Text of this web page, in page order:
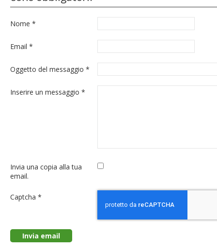
Nome *
Email *
Oggetto del messaggio *
Inserire un messaggio *
Invia una copia alla tua
email.
Captcha *
Invia email